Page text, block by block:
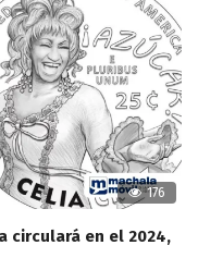
176
circulará en el 2024,